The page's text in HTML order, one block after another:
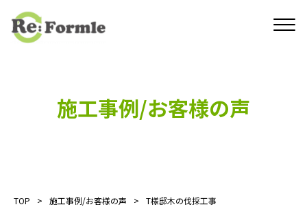
施工事例/お客様の声
TOP 施工事例/お客様の声 T様邸木の伐採工事